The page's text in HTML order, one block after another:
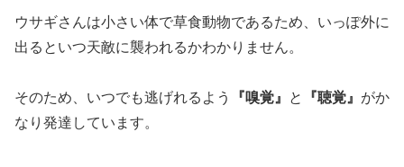
ウサギさんは小さい体で草食動物であるため、いっぽ外に
出るといつ天敵に襲われるかわかりません。
そのため、いつでも逃げれるよう 『嗅覚』 と 『聴覚』 がか
なり発達しています。